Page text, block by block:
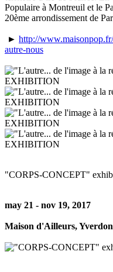
Populaire à Montreuil et le
20ème arrondissement de
► http://
autre-nous
"CORPS-CONCEPT"
may 21 - nov 19, 2017
Maison d'Ailleurs,